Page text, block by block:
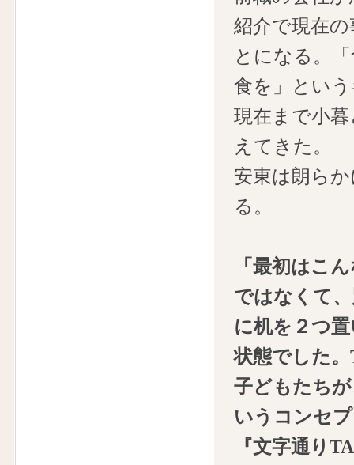
紹介で現在
とになる。
食を」とい
現在まで小
えてきた。
安東は朗ら
る。
「最初はこ
ではなくて
に机を２つ
状態でした
子どもたち
いうコンセ
『文字通り